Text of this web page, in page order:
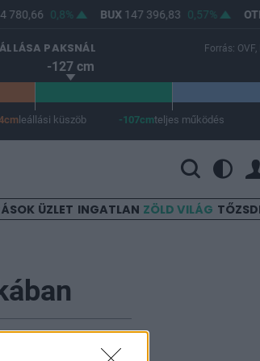
0,8% BUX147 396,83 0,57% OTP
PAKSNÁL Forrás: OVF,
-127 cm
leállási küszöb -107cmteljes működés
ÜZLET INGATLAN ZÖLD VILÁG